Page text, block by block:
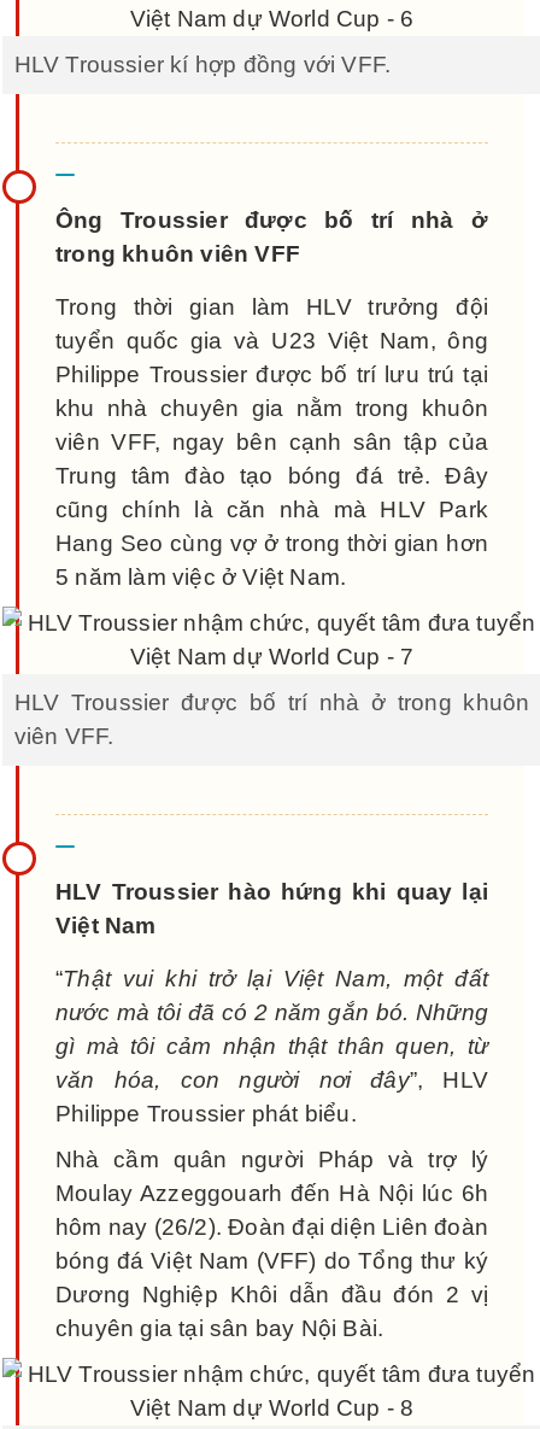
HLV Troussier kí hợp đồng với VFF.
Ông Troussier được bố trí nhà ở
trong khuôn viên VFF
Trong thời gian làm HLV trưởng đội
tuyển quốc gia và U23 Việt Nam, ông
Philippe Troussier được bố trí lưu trú tại
khu nhà chuyên gia nằm trong khuôn
viên VFF, ngay bên cạnh sân tập của
Trung tâm đào tạo bóng đá trẻ. Đây
cũng chính là căn nhà mà HLV Park
Hang Seo cùng vợ ở trong thời gian hơn
5 năm làm việc ở Việt Nam.
HLV Troussier được bố trí nhà ở trong khuôn
viên VFF.
HLV Troussier hào hứng khi quay lại
Việt Nam
“Thật vui khi trở lại Việt Nam, một đất
nước mà tôi đã có 2 năm gắn bó. Những
gì mà tôi cảm nhận thật thân quen, từ
văn hóa, con người nơi đây”, HLV
Philippe Troussier phát biểu.
Nhà cầm quân người Pháp và trợ lý
Moulay Azzeggouarh đến Hà Nội lúc 6h
hôm nay (26/2). Đoàn đại diện Liên đoàn
bóng đá Việt Nam (VFF) do Tổng thư ký
Dương Nghiệp Khôi dẫn đầu đón 2 vị
chuyên gia tại sân bay Nội Bài.